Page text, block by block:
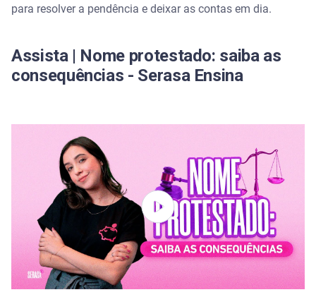
Busca e apreensão do veículo podem ocorrer
somente antes da prescrição da dívida do
financiamento?
Como fica a dívida após a apreensão?
O que acontece se o banco não localizar o veículo?
Quais são os riscos para o devedor?
Quais fatores podem influenciar o prazo de
prescrição?
Exceções à prescrição
para resolver a pendência e deixar as contas em dia.
Assista | Nome protestado: saiba as
consequências - Serasa Ensina